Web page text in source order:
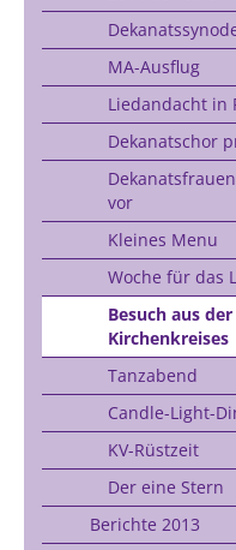
MA-Ausflug
Liedandacht in
Dekanatschor
vor
Kleines Menu
Woche für das
Besuch aus
Kirchenkreises
Tanzabend
Candle-Light-
KV-Rüstzeit
Der eine Stern
Berichte 2013